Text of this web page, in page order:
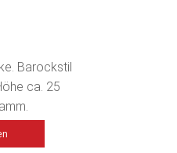
Barockstil
ca. 25